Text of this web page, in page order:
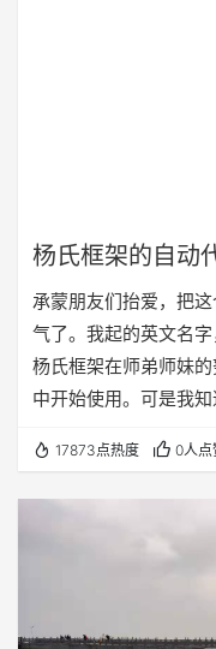
杨氏框架的自动
承蒙朋友们抬爱，把
气了。我起的英文名
杨氏框架在师弟师妹
中开始使用。可是我
框架将在下面的方向
段： 前台和后台代码
要说明的） 系统程序
第二步将会很容易了
17873点热度 0人点